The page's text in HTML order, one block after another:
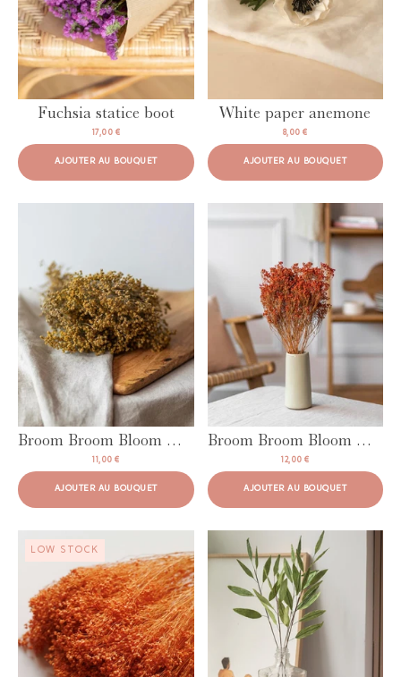
AJOUTER AU BOUQUET AJOUTER AU BOUQUET
Fuchsia statice boot
17,00 €
AJOUTER AU BOUQUET
AJOUTER AU BOUQUET
White paper anemone
8,00 €
AJOUTER AU BOUQUET
AJOUTER AU BOUQUET
Broom Broom Bloom Natural
11,00 €
AJOUTER AU BOUQUET
Broom Broom Bloom Orange
12,00 €
AJOUTER AU BOUQUET
LOW STOCK